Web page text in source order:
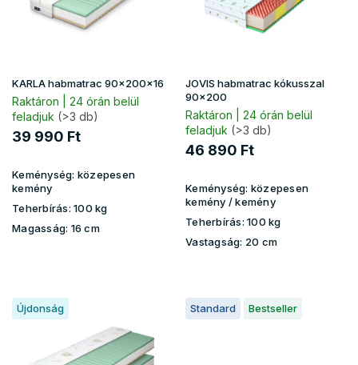
i
s
t
á
a
KARLA habmatrac 90x200x16
Raktáron | 24 órán belül
feladjuk (>3 db)
39 990 Ft
Keménység: közepesen
kemény
Teherbírás: 100 kg
Magasság: 16 cm
JOVIS habmatrac kókusszal
90x200
Raktáron | 24 órán belül
feladjuk (>3 db)
46 890 Ft
Keménység: közepesen
kemény / kemény
Teherbírás: 100 kg
Vastagság: 20 cm
Újdonság Standard Bestseller